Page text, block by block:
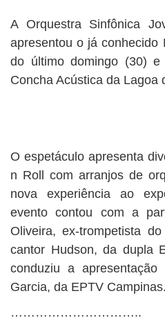
A Orquestra Sinfônica
apresentou o já conhecido
do último domingo (30)
Concha Acústica da Lagoa
O espetáculo apresenta
n Roll com arranjos de
nova experiência ao
evento contou com a
Oliveira, ex-trompetista
cantor Hudson, da dupla
conduziu a
Garcia, da EPTV Campinas.
…………………………..